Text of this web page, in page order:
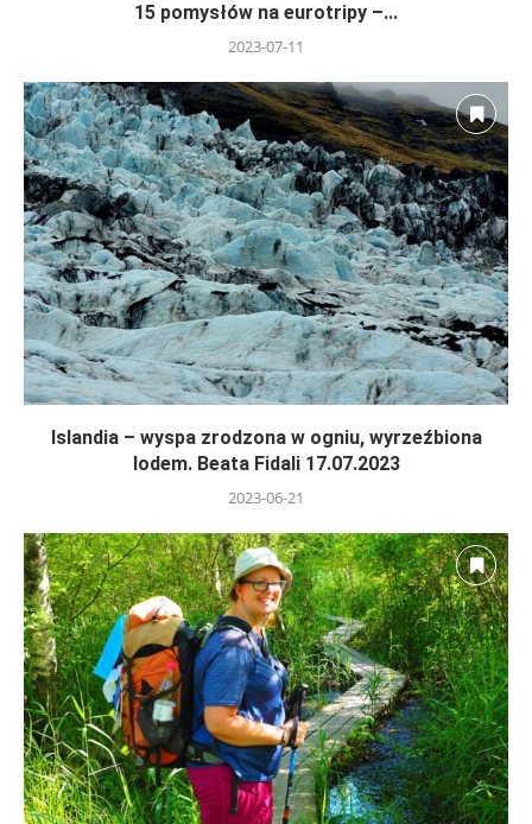
15 pomysłów na eurotripy –...
2023-07-11
Islandia – wyspa zrodzona w ogniu, wyrzeźbiona
lodem. Beata Fidali 17.07.2023
2023-06-21